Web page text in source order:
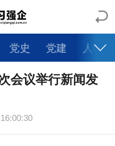
党史 党建 人物
会议举行新闻发